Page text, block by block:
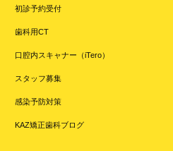
初診予約受付
歯科用CT
口腔内スキャナー（iTero）
スタッフ募集
感染予防対策
KAZ矯正歯科ブログ